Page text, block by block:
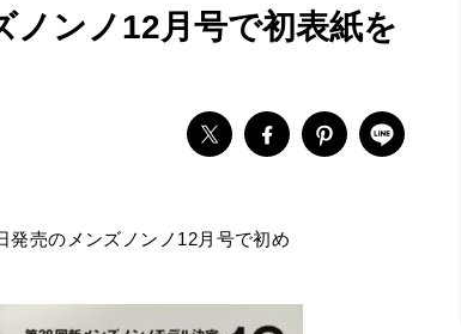
ンノ12月号で初表紙を
発売のメンズノンノ12月号で初め